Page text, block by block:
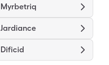
Myrbetriq
Jardiance
Dificid